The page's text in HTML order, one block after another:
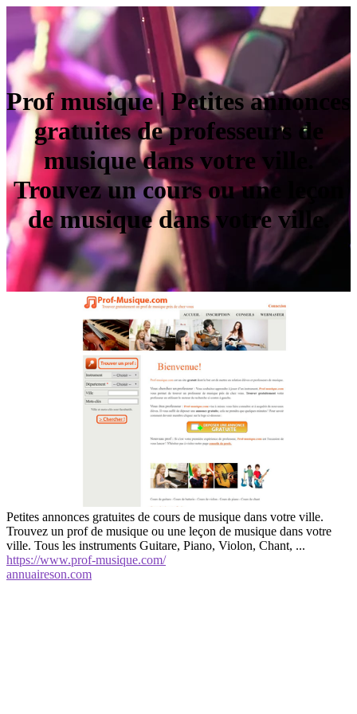
Prof musique | Petites annonces
gratuites de professeurs de
musique dans votre ville.
Trouvez un cours ou une leçon
de musique dans votre ville.
Petites annonces gratuites de cours de musique dans votre ville.
Trouvez un prof de musique ou une leçon de musique dans votre
ville. Tous les instruments Guitare, Piano, Violon, Chant, ...
https://www.prof-musique.com/
annuaireson.com